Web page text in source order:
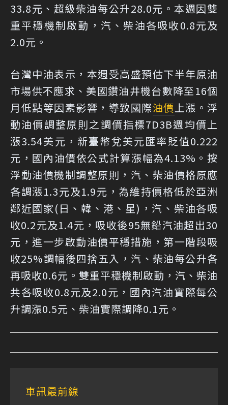
33.8元、超級柴油每公升28.0元。本週因雙
重平穩機制啟動，汽、柴油各吸收0.8元及
2.0元。
台灣中油表示，本週受高盛預估下半年原油
市場供不應求、美國鑽油井機台數降至16個
月低點等因素影響，導致國際油價 上漲。浮
動油價調整原則之調價指標7D3B週均價上
漲3.54美元，新臺幣兌美元匯率貶值0.222
元，國內油價依公式計算漲幅為4.13%。按
浮動油價機制調整原則，汽、柴油價格原應
各調漲1.3元及1.9元，為維持價格低於亞洲
鄰近國家(日、韓、港、星)，汽、柴油各吸
收0.2元及1.4元，吸收後95無鉛汽油超出30
元，進一步啟動油價平穩措施，第一階段吸
收25%調幅後四捨五入，汽、柴油每公升各
再吸收0.6元。雙重平穩機制啟動，汽、柴油
共各吸收0.8元及2.0元，國內汽油實際每公
升調漲0.5元、柴油實際調降0.1元。
車訊最前線